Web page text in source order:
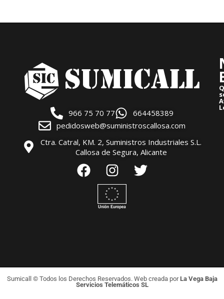
966 75 70 77
664458389
pedidosweb@suministroscallosa.com
Ctra. Catral, KM. 2, Suministros Industriales S.L.
Callosa de Segura, Alicante
Sumicall © Todos los Derechos Reservados. Web creada porLa Vega Baja
Servicios Telemáticos SL